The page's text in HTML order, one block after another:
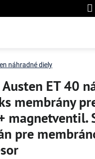
náhradné diely
ET 40
membrány
magnetventil.
pre